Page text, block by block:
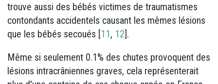
trouve aussi des bébés victimes de traumatismes
contondants accidentels causant les mêmes lésions
que les bébés secoués [11, 12].
Même si seulement 0.1% des chutes provoquent des
lésions intracrâniennes graves, cela représenterait